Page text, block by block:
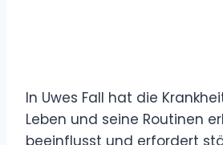
In Uwes Fall hat die
Leben und seine Routinen
beeinflusst und erfordert